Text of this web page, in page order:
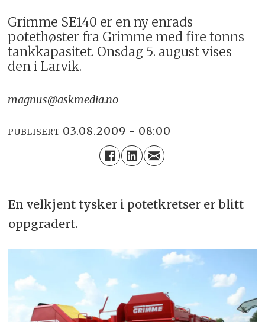
Grimme SE140 er en ny enrads
potethøster fra Grimme med fire tonns
tankkapasitet. Onsdag 5. august vises
den i Larvik.
magnus@askmedia.no
PUBLISERT 03.08.2009 - 08:00
En velkjent tysker i potetkretser er blitt
oppgradert.